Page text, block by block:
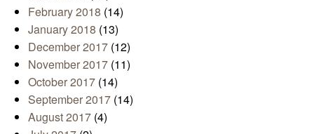
February 2018 (14)
January 2018 (13)
December 2017 (12)
November 2017 (11)
October 2017 (14)
September 2017 (14)
August 2017 (4)